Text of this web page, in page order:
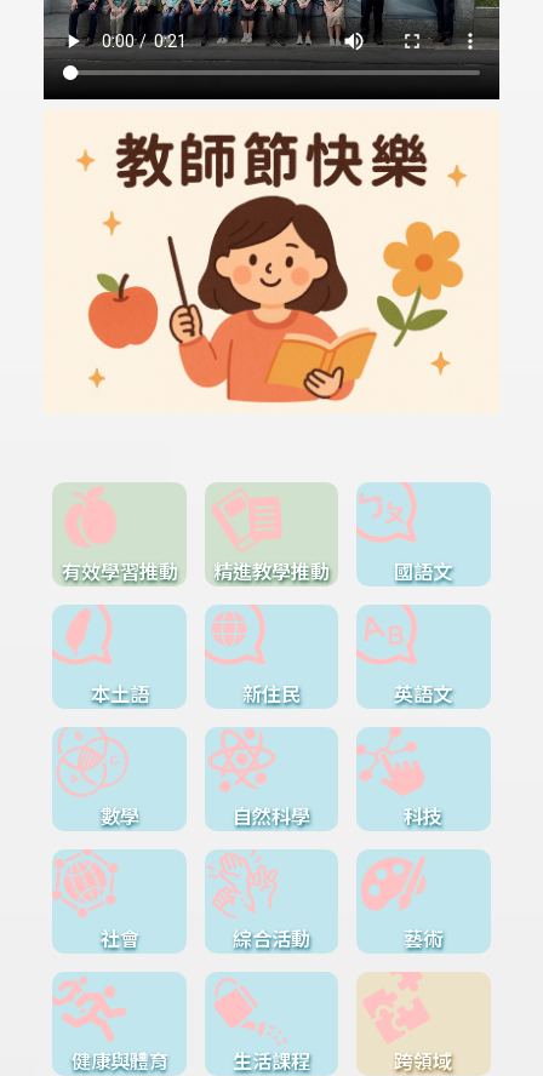
有效學習推動 精進教學推動 國語文
本土語 新住民 英語文
數學 自然科學 科技
社會 綜合活動 藝術
健康與體育 生活課程 跨領域